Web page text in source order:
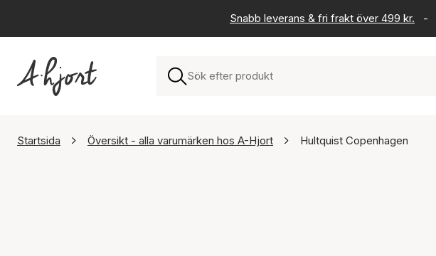
Snabb leverans & fri frakt över 499 kr. -
Startsida Översikt - alla varumärken hos A-Hjort Hultquist Copenhagen